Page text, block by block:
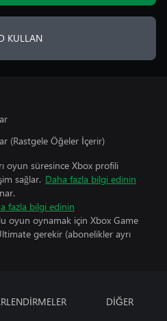
KULLAN
(Rastgele Öğeler İçerir)
oyun süresince Xbox profili
sağlar. Daha fazla bilgi edinin
fazla bilgi edinin
oyun oynamak için Xbox Game
gerekir (abonelikler ayrı
DİĞER